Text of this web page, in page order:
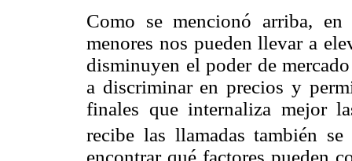
Como se mencionó arriba,
menores nos pueden llevar a
disminuyen el poder de
a discriminar en precios y
finales que internaliza mejor
recibe las llamadas también
encontrar qué factores pueden